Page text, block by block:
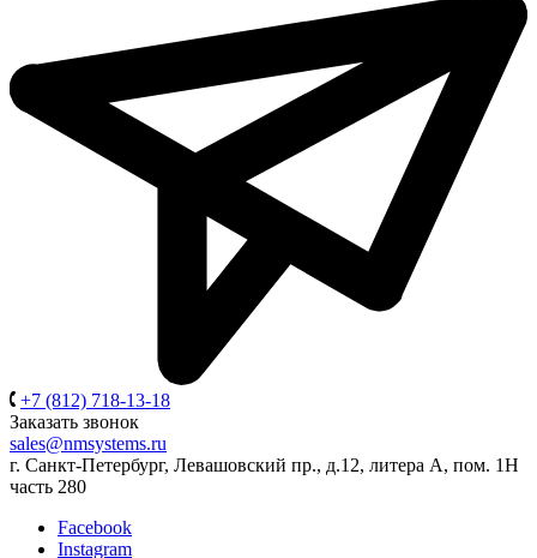
+7 (812) 718-13-18
Заказать звонок
sales@nmsystems.ru
г. Санкт-Петербург, Левашовский пр., д.12, литера А, пом. 1Н
часть 280
Facebook
Instagram